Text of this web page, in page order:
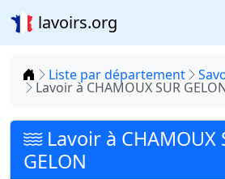
lavoirs.org
Accueil
Liste par département
Lavoir à CHAMOUX SUR
Lavoir à CHAMOUX
GELON